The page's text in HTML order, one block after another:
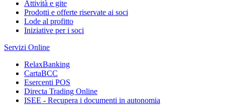
Attività e gite
Prodotti e offerte riservate ai soci
Lode al profitto
Iniziative per i soci
Servizi Online
RelaxBanking
CartaBCC
Esercenti POS
Directa Trading Online
ISEE - Recupera i documenti in autonomia